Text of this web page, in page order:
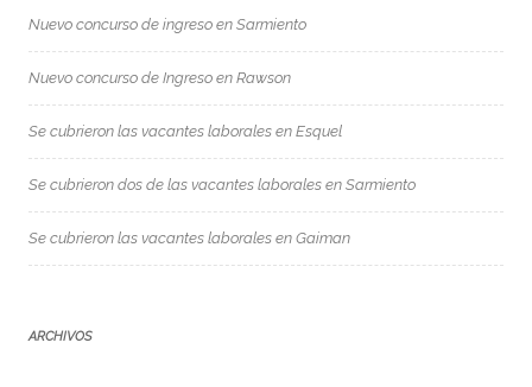
Nuevo concurso de ingreso en Sarmiento
Nuevo concurso de Ingreso en Rawson
Se cubrieron las vacantes laborales en Esquel
Se cubrieron dos de las vacantes laborales en Sarmiento
Se cubrieron las vacantes laborales en Gaiman
ARCHIVOS